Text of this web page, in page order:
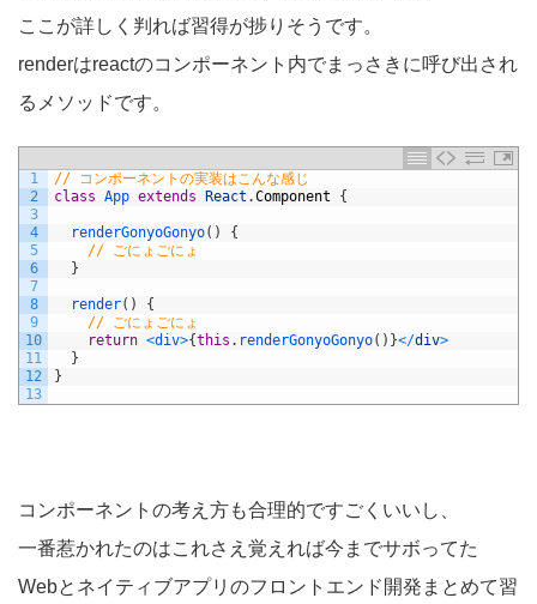
ここが詳しく判れば習得が捗りそうです。
renderはreactのコンポーネント内でまっさきに呼び出され
るメソッドです。
1
2
3
4
5
6
7
8
9
10
11
12
13
// コンポーネントの実装はこんな感じ
class App extends React .Component {
renderGonyoGonyo( )
{
// ごにょごにょ
}
render( )
{
// ごにょごにょ
return <div>{this . renderGonyoGonyo( ) }</div>
}
}
コンポーネントの考え方も合理的ですごくいいし、
一番惹かれたのはこれさえ覚えれば今までサボってた
Webとネイティブアプリのフロントエンド開発まとめて習